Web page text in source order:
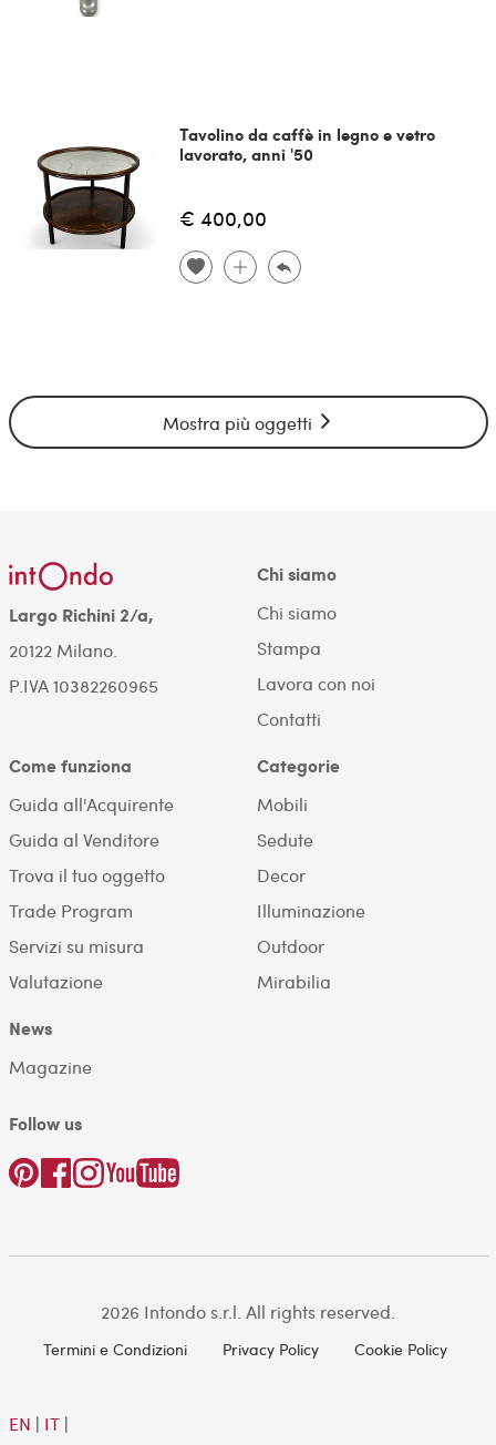
Tavolino da caffè in legno e vetro
lavorato, anni '50
€ 400,00
Mostra più oggetti
Largo Richini 2/a,
20122 Milano.
P.IVA 10382260965
Chi siamo
Chi siamo
Stampa
Lavora con noi
Contatti
Come funziona
Guida all'Acquirente
Guida al Venditore
Trova il tuo oggetto
Trade Program
Servizi su misura
Valutazione
Categorie
Mobili
Sedute
Decor
Illuminazione
Outdoor
Mirabilia
News
Magazine
Follow us
2026 Intondo s.r.l. All rights reserved.
Termini e Condizioni Privacy Policy Cookie Policy
EN | IT|